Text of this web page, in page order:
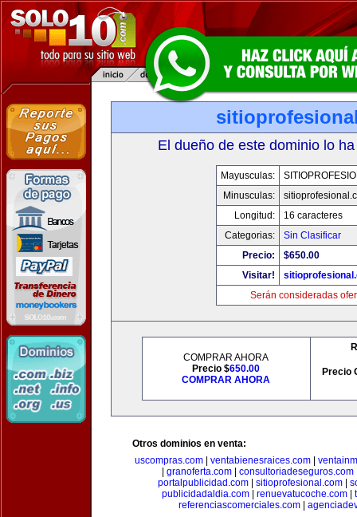
El dueño de este dominio lo
Mayusculas:
Minusculas:
Longitud:
16 caracteres
Categorias:
Sin Clasificar
Precio:
$650.00
Visitar!
Serán consideradas
COMPRAR AHORA
Precio $650.00
COMPRAR AHORA
Precio
Otros dominios en venta:
uscompras.com| ventabienesraices.com|
granoferta.com| consultoriadeseguros.com
portalpublicidad.com
sitioprofesional.com
publicidadaldia.com| renuevatucoche.com|
referenciascomerciales.com